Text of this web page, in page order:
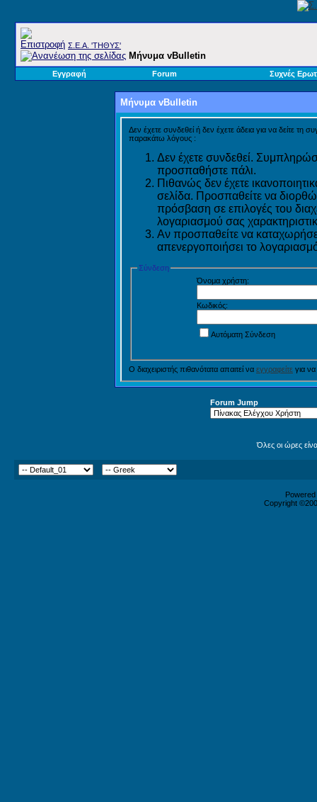
Σ.E.A. 'ΤΗΘΥΣ'
Μήνυμα vBulletin
Εγγραφή Forum Συχνές
Μήνυμα vBulletin
Δεν έχετε συνδεθεί ή δεν έχετε άδεια για να δείτε τη
παρακάτω λόγους :
Δεν έχετε συνδεθεί.
προσπαθήστε πάλι.
Πιθανώς δεν έχετε
σελίδα. Προσπαθείτε να
πρόσβαση σε επιλογές του
λογαριασμού σας
Αν προσπαθείτε να
απενεργοποιήσει το
Σύνδεση
Όνομα χρήστη:
Κωδικός:
Αυτόματη Σύνδεση
Ο διαχειριστής πιθανότατα απαιτεί να εγγραφείτε για
Forum Jump
Όλες οι ώρες
Copyright